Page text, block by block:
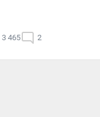
3 465 2